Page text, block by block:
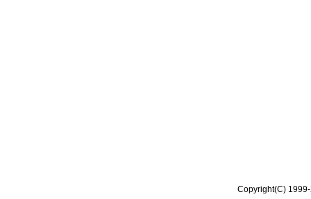
Copyright(C)